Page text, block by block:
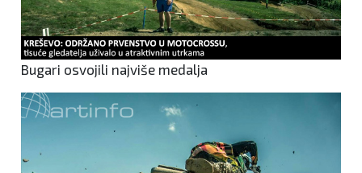
Bugari osvojili najviše medalja